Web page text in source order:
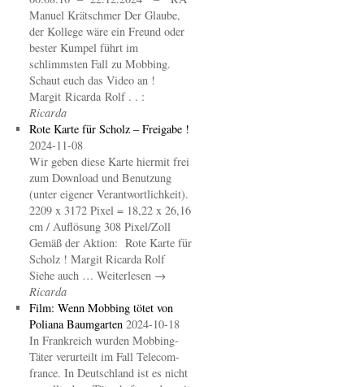
Manuel Krätschmer Der Glaube,
der Kollege wäre ein Freund oder
bester Kumpel führt im
schlimmsten Fall zu Mobbing.
Schaut euch das Video an !
Margit Ricarda Rolf . . :
Ricarda
Rote Karte für Scholz – Freigabe !
2024-11-08
Wir geben diese Karte hiermit frei
zum Download und Benutzung
(unter eigener Verantwortlichkeit).
2209 x 3172 Pixel = 18,22 x 26,16
cm / Auflösung 308 Pixel/Zoll
Gemäß der Aktion: Rote Karte für
Scholz ! Margit Ricarda Rolf
Siehe auch … Weiterlesen →
Ricarda
Film: Wenn Mobbing tötet von
Poliana Baumgarten 2024-10-18
In Frankreich wurden Mobbing-
Täter verurteilt im Fall Telecom-
france. In Deutschland ist es nicht